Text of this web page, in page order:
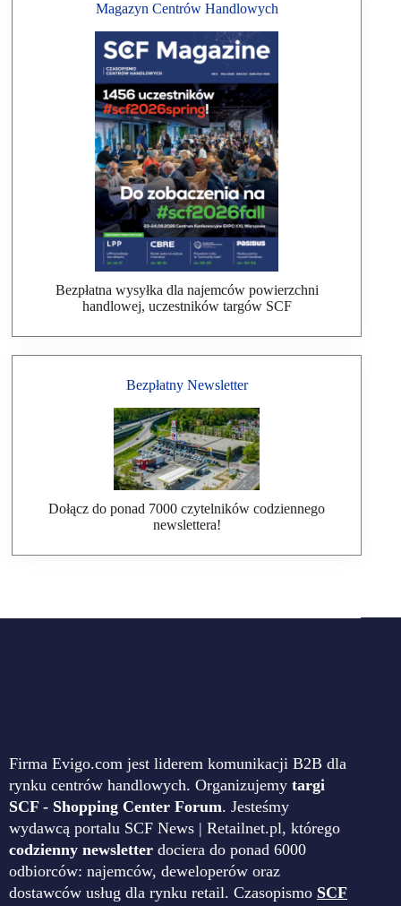
Magazyn Centrów Handlowych
Bezpłatna wysyłka dla najemców powierzchni
handlowej, uczestników targów SCF
Bezpłatny Newsletter
Dołącz do ponad 7000 czytelników codziennego
newslettera!
Firma Evigo.com jest liderem komunikacji B2B dla
rynku centrów handlowych. Organizujemy targi
SCF - Shopping Center Forum. Jesteśmy
wydawcą portalu SCF News | Retailnet.pl, którego
codzienny newsletter dociera do ponad 6000
odbiorców: najemców, deweloperów oraz
dostawców usług dla rynku retail. Czasopismo SCF